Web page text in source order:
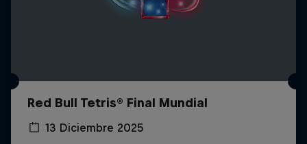
Red Bull Tetris® Final Mundial
13 Diciembre 2025